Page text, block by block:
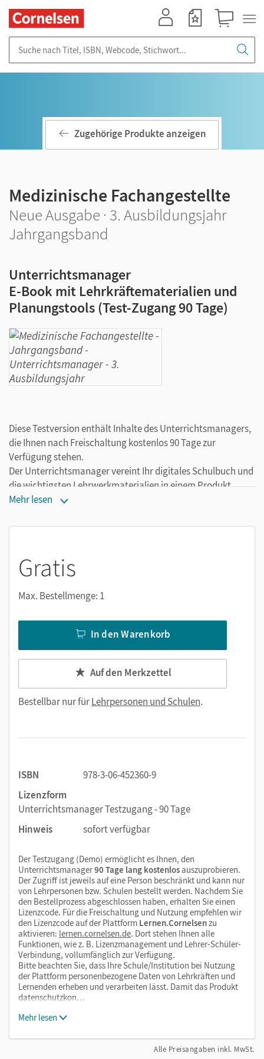
Zugehörige Produkte anzeigen
Medizinische Fachangestellte
Neue Ausgabe · 3. Ausbildungsjahr
Jahrgangsband
Unterrichtsmanager
E-Book mit Lehrkräftematerialien und
Planungstools (Test-Zugang 90 Tage)
Diese Testversion enthält Inhalte des Unterrichtsmanagers,
die Ihnen nach Freischaltung kostenlos 90 Tage zur
Verfügung stehen.
Der Unterrichtsmanager vereint Ihr digitales Schulbuch und
die wichtigsten Lehrwerkmaterialien in einem Produkt.
Ergänzt um hilfreiche Planungstools, vereinfacht er Ihre
Mehr lesen
Gratis
Max. Bestellmenge: 1
In den Warenkorb
Auf den Merkzettel
Bestellbar nur fürLehrpersonen und Schulen.
ISBN
978-3-06-452360-9
Lizenzform
Unterrichtsmanager Testzugang - 90 Tage
Hinweis
sofort verfügbar
Der Testzugang (Demo) ermöglicht es Ihnen, den
Unterrichtsmanager90 Tage lang kostenlosauszuprobieren.
Der Zugriff ist jeweils auf eine Person beschränkt und kann nur
von Lehrpersonen bzw. Schulen bestellt werden. Nachdem Sie
den Bestellprozess abgeschlossen haben, erhalten Sie einen
Lizenzcode. Für die Freischaltung und Nutzung empfehlen wir
den Lizenzcode auf der Plattform Lernen.Cornelsenzu
aktivieren: lernen.cornelsen.de. Dort stehen Ihnen alle
Funktionen, wie z. B. Lizenzmanagement und Lehrer-Schüler-
Verbindung, vollumfänglich zur Verfügung.
Bitte beachten Sie, dass Ihre Schule/Institution bei Nutzung
der Plattform personenbezogene Daten von Lehrkräften und
Lernenden erheben und verarbeiten lässt. Damit das Produkt
datenschutzkon…
Mehr lesen
Alle Preisangaben inkl. MwSt.